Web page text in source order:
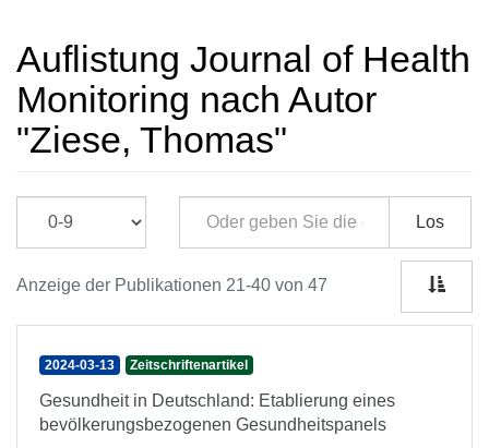
Auflistung Journal of Health
Monitoring nach Autor
"Ziese, Thomas"
Los
Anzeige der Publikationen 21-40 von 47
2024-03-13 Zeitschriftenartikel
Gesundheit in Deutschland: Etablierung eines
bevölkerungsbezogenen Gesundheitspanels